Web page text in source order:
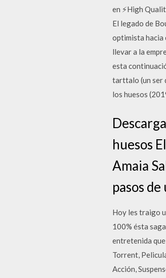
en ⚡High
El legado de
optimista hacia
llevar a la
esta
tarttalo (un ser
los huesos
huesos
Amaia
pasos
Hoy les traigo
100% ésta
entretenida
Torrent,
Acción,